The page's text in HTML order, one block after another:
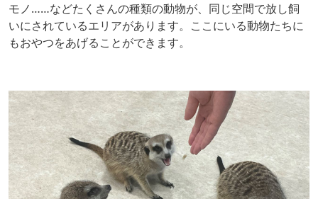
モノ……などたくさんの種類の動物が、同じ空間で放し飼
いにされているエリアがあります。ここにいる動物たちに
もおやつをあげることができます。